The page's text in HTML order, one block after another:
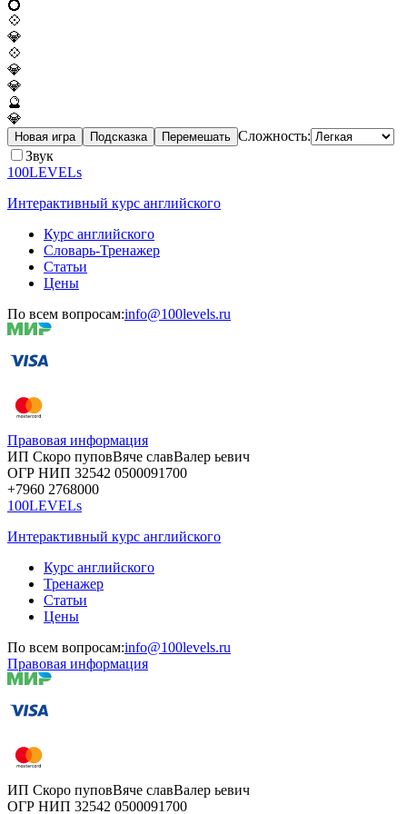
💍
💠
💎
💠
💎
💎
🔮
💎
Новая игра Подсказка Перемешать Сложность:
Звук
100LEVELs
Интерактивный курс английского
Курс английского
Словарь-Тренажер
Статьи
Цены
По всем вопросам:info@100levels.ru
Правовая информация
ИП Скоро пуповВяче славВалер ьевич
ОГР НИП 32542 0500091700
+7960 2768000
100LEVELs
Интерактивный курс английского
Курс английского
Тренажер
Статьи
Цены
По всем вопросам:info@100levels.ru
Правовая информация
ИП Скоро пуповВяче славВалер ьевич
ОГР НИП 32542 0500091700